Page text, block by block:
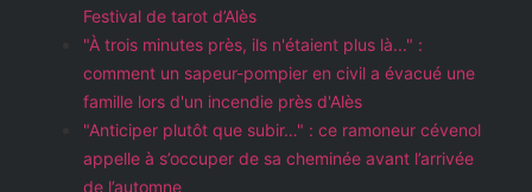
Festival de tarot d’Alès
"À trois minutes près, ils n'étaient plus là..." :
comment un sapeur-pompier en civil a évacué une
famille lors d'un incendie près d'Alès
"Anticiper plutôt que subir…" : ce ramoneur cévenol
appelle à s’occuper de sa cheminée avant l’arrivée
de l’automne